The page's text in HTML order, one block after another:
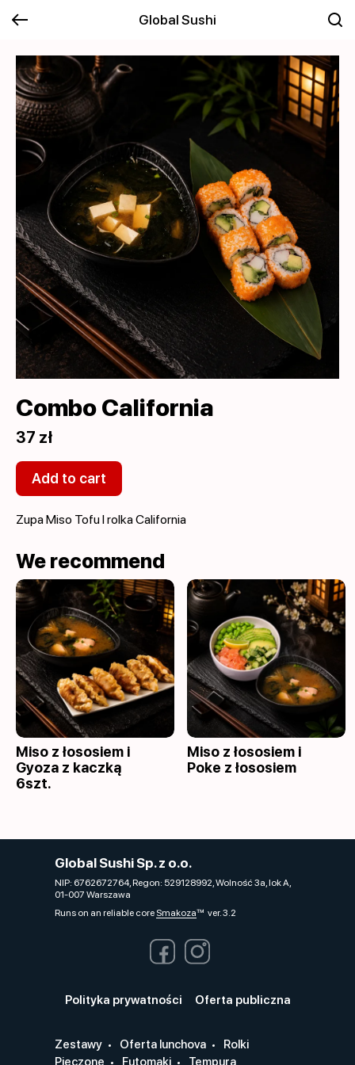
Global Sushi
Combo California
37 zł
Add to cart
Zupa Miso Tofu I rolka California
We recommend
Miso z łososiem i
Gyoza z kaczką
6szt.
Miso z łososiem i
Poke z łososiem
Global Sushi Sp. z o.o.
NIP: 6762672764, Regon: 529128992, Wolność 3a, lok A,
01-007 Warszawa
Runs on an reliable core Smakozaver. 3.2
Polityka prywatności Oferta publiczna
Zestawy Oferta lunchova
Rolki
Pieczone
Futomaki Tempura